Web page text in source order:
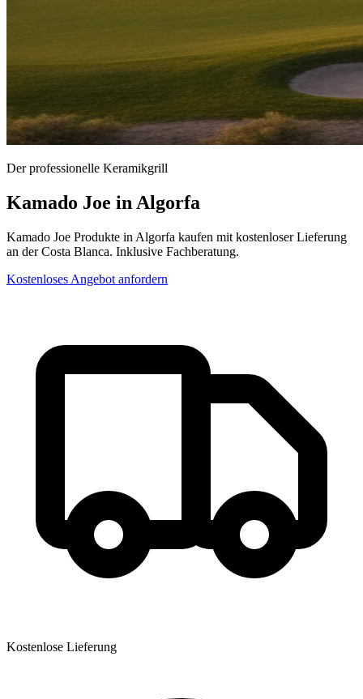
Der professionelle Keramikgrill
Kamado Joe in Algorfa
Kamado Joe Produkte in Algorfa kaufen mit kostenloser Lieferung
an der Costa Blanca. Inklusive Fachberatung.
Kostenloses Angebot anfordern
Kostenlose Lieferung